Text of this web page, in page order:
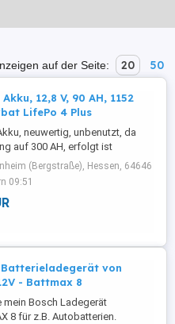
auf der Seite: 20 50
12,8 V, 90 AH, 1152
LifePo 4 Plus
neuwertig, unbenutzt, da
auf 300 AH, erfolgt ist
Sie auf meine weitere Anzeige:
Kassette C 500, incl. SOG-
Dies ist ein Privatverkauf, keine
Rücknahme Nur Abholung.
(Bergstraße), Hessen, 64646
09:51
von
- Battmax 8
mein Bosch Ladegerät
8 für z.B. Autobatterien.